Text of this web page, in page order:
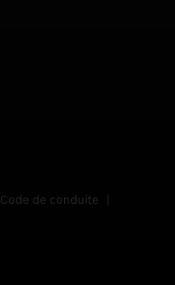
Code de conduite |